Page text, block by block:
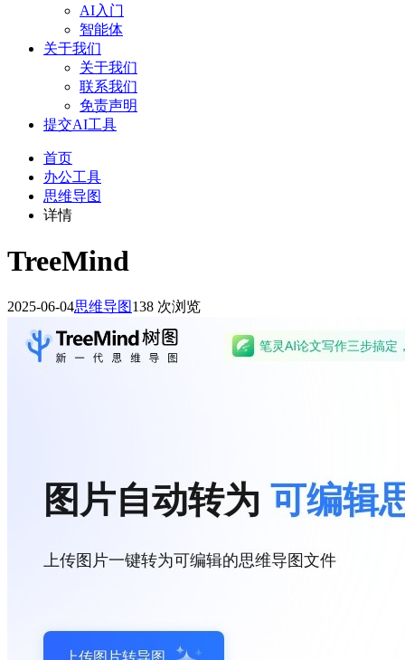
AI入门
智能体
关于我们
关于我们
联系我们
免责声明
提交AI工具
首页
办公工具
思维导图
详情
TreeMind
2025-06-04思维导图138 次浏览